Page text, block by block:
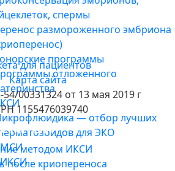
спермы
размороженного эмбриона
программы
отложенного
— отбор лучших
для ЭКО
для пациентов
Карта сайта
00331324 от 13 мая 2019 г
1155476039740
методом ИКСИ
после криопереноса